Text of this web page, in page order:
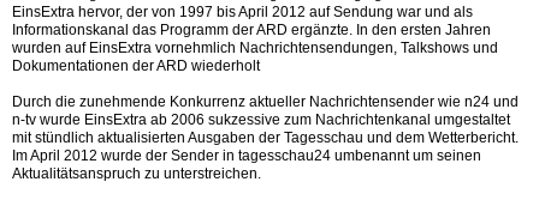
EinsExtra hervor, der von 1997 bis April 2012 auf Sendung war und als
Informationskanal das Programm der ARD ergänzte. In den ersten Jahren
wurden auf EinsExtra vornehmlich Nachrichtensendungen, Talkshows und
Dokumentationen der ARD wiederholt
Durch die zunehmende Konkurrenz aktueller Nachrichtensender wie n24 und
n-tv wurde EinsExtra ab 2006 sukzessive zum Nachrichtenkanal umgestaltet
mit stündlich aktualisierten Ausgaben der Tagesschau und dem Wetterbericht.
Im April 2012 wurde der Sender in tagesschau24 umbenannt um seinen
Aktualitätsanspruch zu unterstreichen.